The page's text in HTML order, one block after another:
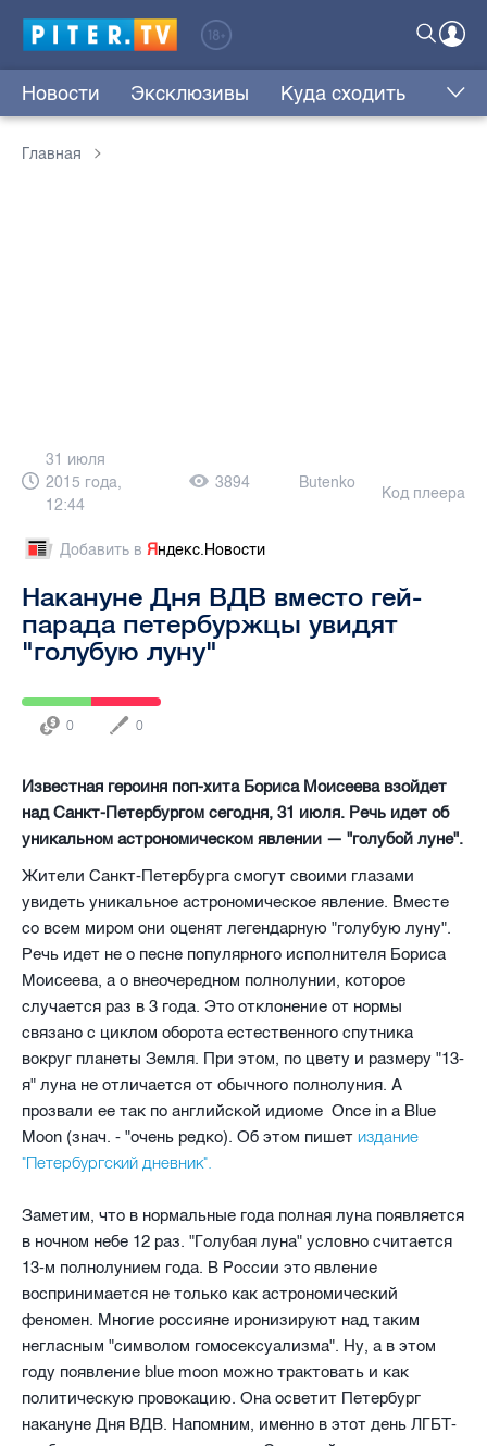
Новости Эксклюзивы Куда сходить
Главная
31 июля
2015 года,
12:44
3894 Butenko
Код плеера
Добавить в Яндекс.Новости
Накануне Дня ВДВ вместо гей-
парада петербуржцы увидят
"голубую луну"
0 0
Известная героиня поп-хита Бориса Моисеева взойдет
над Санкт-Петербургом сегодня, 31 июля. Речь идет об
уникальном астрономическом явлении — "голубой луне".
Жители Санкт-Петербурга смогут своими глазами
увидеть уникальное астрономическое явление. Вместе
со всем миром они оценят легендарную "голубую луну".
Речь идет не о песне популярного исполнителя Бориса
Моисеева, а о внеочередном полнолунии, которое
случается раз в 3 года. Это отклонение от нормы
связано с циклом оборота естественного спутника
вокруг планеты Земля. При этом, по цвету и размеру "13-
я" луна не отличается от обычного полнолуния. А
прозвали ее так по английской идиоме Once in a Blue
Moon (знач. - "очень редко). Об этом пишет издание
"Петербургский дневник".
Заметим, что в нормальные года полная луна появляется
в ночном небе 12 раз. "Голубая луна" условно считается
13-м полнолунием года. В России это явление
воспринимается не только как астрономический
феномен. Многие россияне иронизируют над таким
негласным "символом гомосексуализма". Ну, а в этом
году появление blue moon можно трактовать и как
политическую провокацию. Она осветит Петербург
накануне Дня ВДВ. Напомним, именно в этот день ЛГБТ-